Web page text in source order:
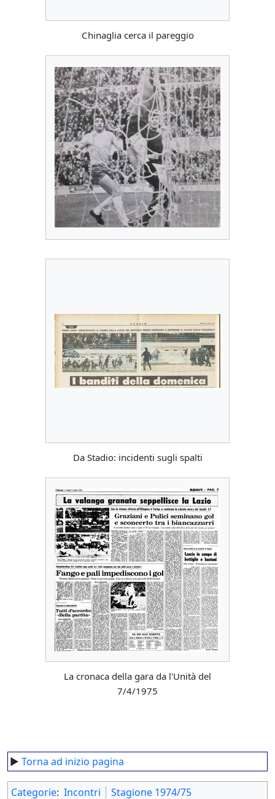
Chinaglia cerca il pareggio
Da Stadio: incidenti sugli spalti
La cronaca della gara da l'Unità del
7/4/1975
► Torna ad inizio pagina
Categorie: Incontri Stagione 1974/75